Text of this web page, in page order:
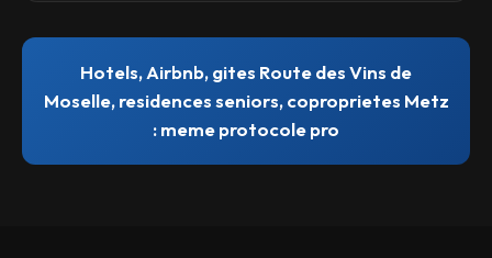
Hotels, Airbnb, gites Route des Vins de
Moselle, residences seniors, coproprietes Metz
: meme protocole pro